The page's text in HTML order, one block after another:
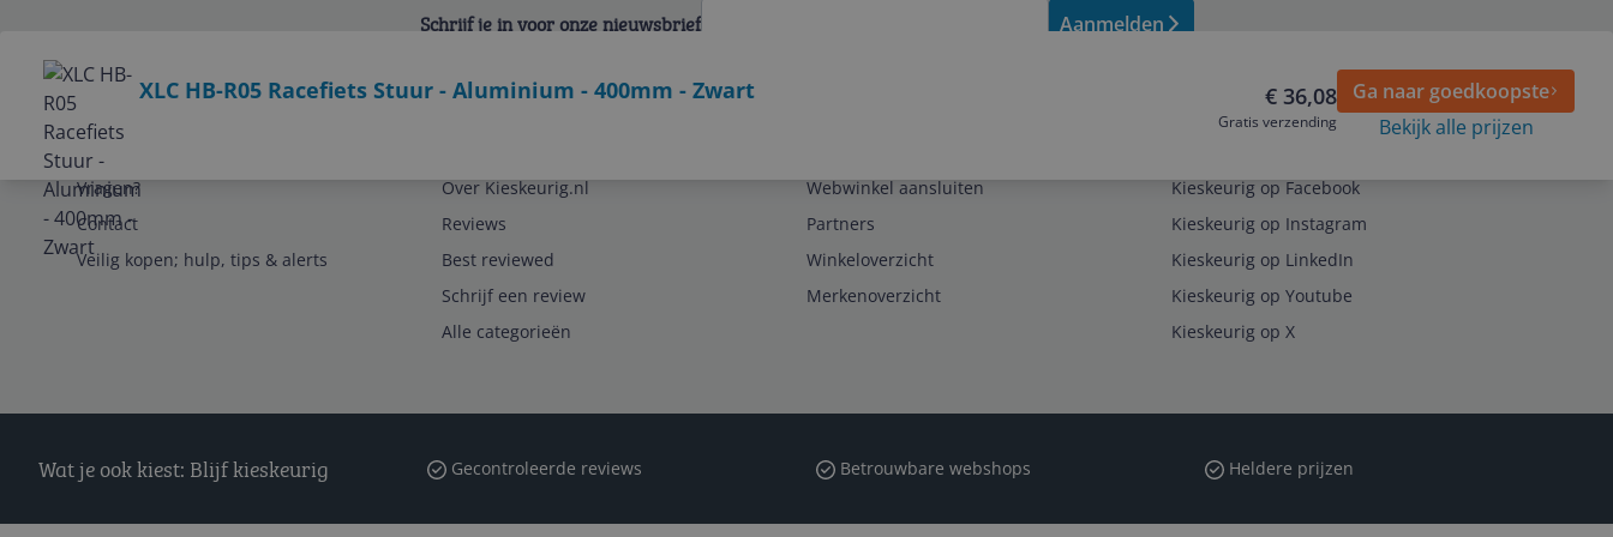
XLC HB-R05 Racefiets Stuur - Aluminium - 400mm - Zwart € 36,08
Gratis verzending
Ga naar goedkoopste
Bekijk alle prijzen
Schrijf je in voor onze nieuwsbrief Aanmelden
Service
Vragen?
Contact
Veilig kopen; hulp, tips & alerts
Over Kieskeurig.nl
Reviews
Best reviewed
Schrijf een review
Alle categorieën
Webwinkel aansluiten
Partners
Winkeloverzicht
Merkenoverzicht
Kieskeurig op Facebook
Kieskeurig op Instagram
Kieskeurig op LinkedIn
Kieskeurig op Youtube
Kieskeurig op X
Wat je ook kiest: Blijf kieskeurig Gecontroleerde reviews Betrouwbare webshops Heldere prijzen